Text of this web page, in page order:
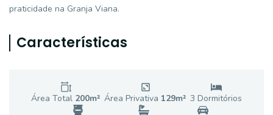
praticidade na Granja Viana.
Características
Área Total 200m² Área Privativa 129m² 3 Dormitórios